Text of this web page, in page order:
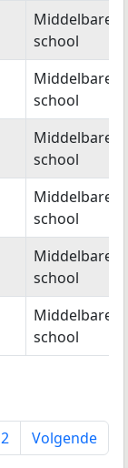
Middelbare
school
Middelbare
school
Middelbare
school
Middelbare
school
Middelbare
school
Middelbare
school
2 Volgende